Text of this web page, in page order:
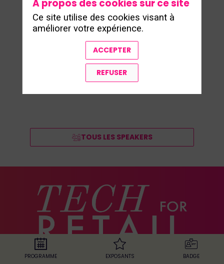
TOUS LES SPEAKERS
PROGRAMME EXPOSANTS BADGE
A propos des cookies sur ce site
Ce site utilise des cookies visant à
améliorer votre expérience.
ACCEPTER
REFUSER